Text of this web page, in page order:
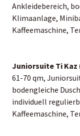
Ankleidebereich,
Klimaanlage,
Kaffeemaschine,
Juniorsuite Ti Kaz
61-70 qm,
bodengleiche
individuell
Kaffeemaschine,